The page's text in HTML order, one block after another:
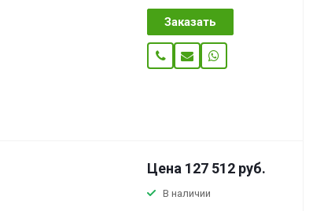
Заказать
Цена 127 512 руб.
В наличии